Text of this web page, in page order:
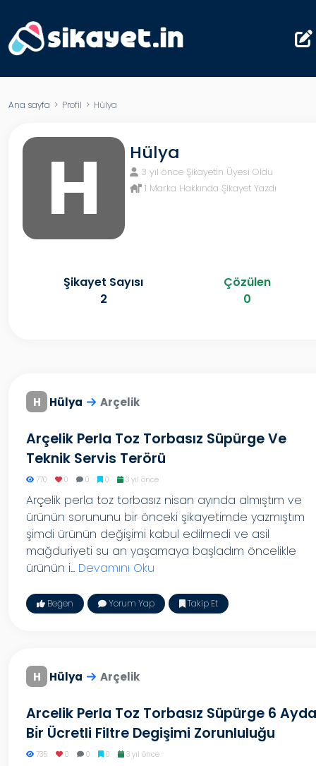
Ana sayfa > Profil > Hülya
H Hülya
3 yıl önce Şikayetin Üyesi Oldu
1 Marka Hakkında Şikayet Yazdı
Şikayet Sayısı
2
Çözülen
0
H Hülya Arçelik
Arçelik Perla Toz Torbasız Süpürge Ve
Teknik Servis Terörü
770 0 0 0 3 yıl önce
Arçelik perla toz torbasız nisan ayında almıştım ve
ürünün sorununu bir önceki şikayetimde yazmıştım
şimdi ürünün değişimi kabul edilmedi ve asil
mağduriyeti su an yaşamaya başladım öncelikle
ürünün i... Devamını Oku
Beğen Yorum Yap Takip Et
H Hülya Arçelik
Arcelik Perla Toz Torbasız Süpürge 6 Ayda
Bi̇r Ücretli Filtre Degişimi Zorunluluğu
735 0 0 0 3 yıl önce